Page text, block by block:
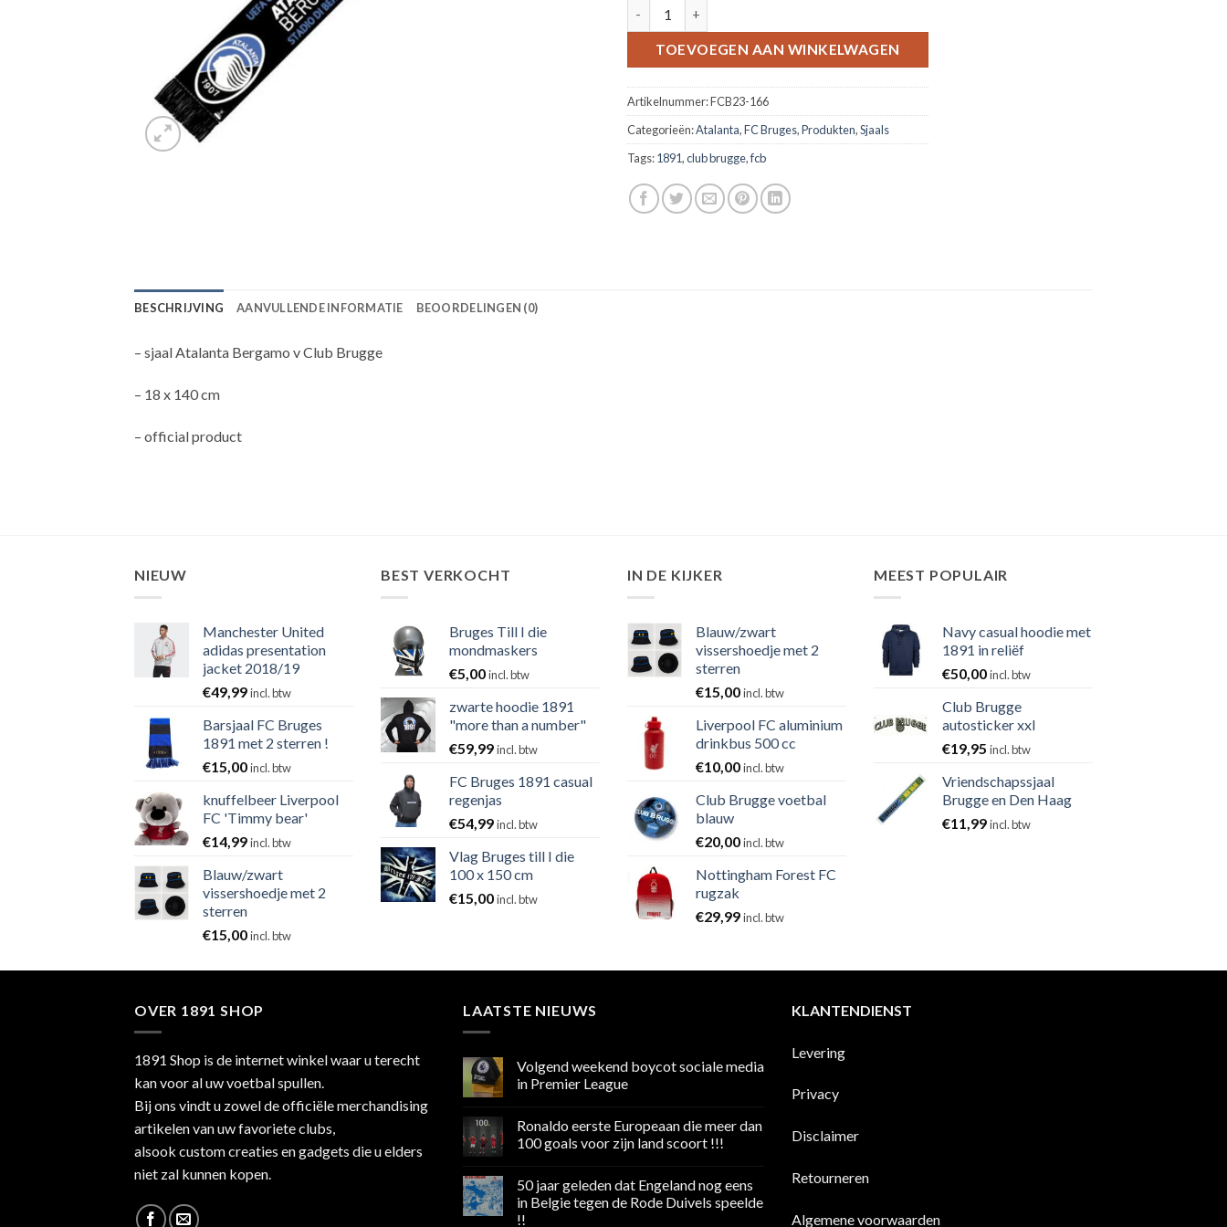
TOEVOEGEN AAN WINKELWAGEN
Artikelnummer:FCB23-166
Categorieën:Atalanta,FC Bruges,Produkten,Sjaals
Tags:1891,club brugge,fcb
BESCHRIJVING AANVULLENDE INFORMATIE BEOORDELINGEN (0)
– sjaal Atalanta Bergamo v Club Brugge
– 18 x 140 cm
– official product
NIEUW
Manchester United
adidas presentation
jacket 2018/19
€49,99incl. btw
Barsjaal FC Bruges
1891 met 2 sterren !
€15,00incl. btw
knuffelbeer Liverpool
FC 'Timmy bear'
€14,99incl. btw
Blauw/zwart
vissershoedje met 2
sterren
€15,00incl. btw
BEST VERKOCHT
Bruges Till I die
mondmaskers
€5,00incl. btw
zwarte hoodie 1891
"more than a number"
€59,99incl. btw
FC Bruges 1891 casual
regenjas
€54,99incl. btw
Vlag Bruges till I die
100 x 150 cm
€15,00incl. btw
IN DE KIJKER
Blauw/zwart
vissershoedje met 2
sterren
€15,00incl. btw
Liverpool FC aluminium
drinkbus 500 cc
€10,00incl. btw
Club Brugge voetbal
blauw
€20,00incl. btw
Nottingham Forest FC
rugzak
€29,99incl. btw
MEEST POPULAIR
Navy casual hoodie met
1891 in reliëf
€50,00incl. btw
Club Brugge
autosticker xxl
€19,95 incl. btw
Vriendschapssjaal
Brugge en Den Haag
€11,99incl. btw
OVER 1891 SHOP
1891 Shop is de internet winkel waar u terecht
kan voor al uw voetbal spullen.
Bij ons vindt u zowel de officiële merchandising
artikelen van uw favoriete clubs,
alsook custom creaties en gadgets die u elders
niet zal kunnen kopen.
LAATSTE NIEUWS
Volgend weekend boycot sociale media
in Premier League
op
Volgend
weekend
media
in
Premier
League
Ronaldo eerste Europeaan die meer dan
100 goals voor zijn land scoort !!!
op
Ronaldo
eerste
Europeaan
50 jaar geleden dat Engeland nog eens
in Belgie tegen de Rode Duivels speelde
!!
KLANTENDIENST
Levering
Privacy
Disclaimer
Retourneren
Algemene voorwaarden